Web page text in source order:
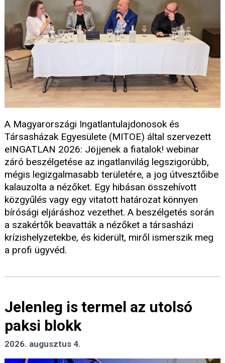
A Magyarországi Ingatlantulajdonosok és
Társasházak Egyesülete (MITOE) által szervezett
eINGATLAN 2026: Jöjjenek a fiatalok! webinar
záró beszélgetése az ingatlanvilág legszigorúbb,
mégis legizgalmasabb területére, a jog útvesztőibe
kalauzolta a nézőket. Egy hibásan összehívott
közgyűlés vagy egy vitatott határozat könnyen
bírósági eljáráshoz vezethet. A beszélgetés során
a szakértők beavatták a nézőket a társasházi
krízishelyzetekbe, és kiderült, miről ismerszik meg
a profi ügyvéd.
Jelenleg is termel az utolsó
paksi blokk
2026. augusztus 4.